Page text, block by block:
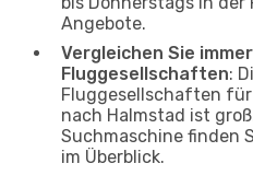
Angebote.
Vergleichen Sie
Fluggesellschaften:
Fluggesellschaften für
nach Halmstad ist
Suchmaschine finden
im Überblick.